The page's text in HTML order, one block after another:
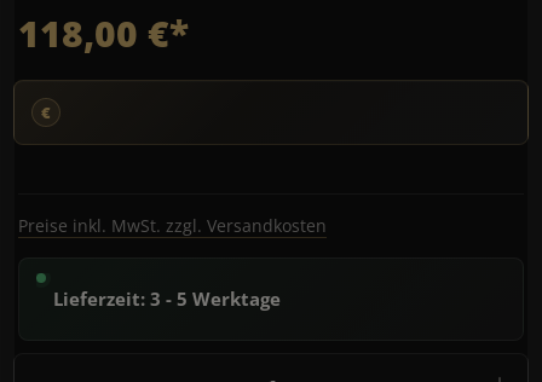
118,00 €*
Preise inkl. MwSt. zzgl. Versandkosten
Lieferzeit: 3 - 5 Werktage
Produkt Anzahl: Gib den gewünschten